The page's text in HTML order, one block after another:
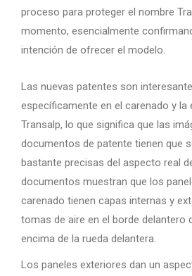
proceso para proteger el nombre
momento, esencialmente
intención de ofrecer el modelo.
Las nuevas patentes son
específicamente en el carenado y la
Transalp, lo que significa que las
documentos de patente tienen que
bastante precisas del aspecto real
documentos muestran que los
carenado tienen capas internas y
tomas de aire en el borde delantero
encima de la rueda delantera.
Los paneles exteriores dan un